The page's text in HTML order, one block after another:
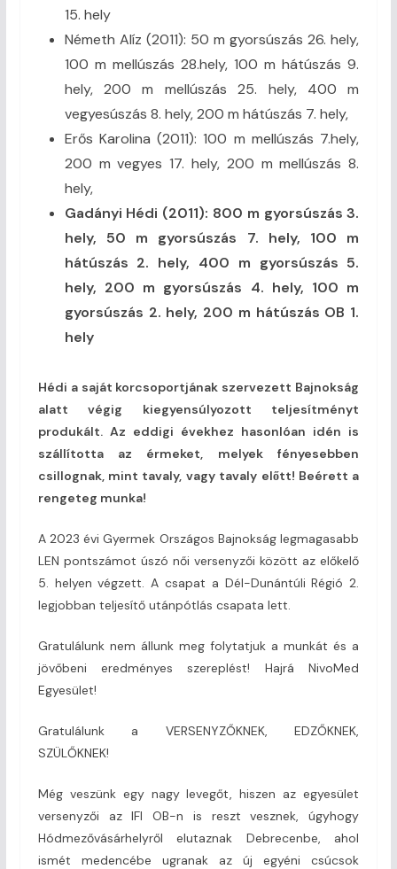
15. hely
Németh Alíz (2011): 50 m gyorsúszás 26. hely,
100 m mellúszás 28.hely, 100 m hátúszás 9.
hely, 200 m mellúszás 25. hely, 400 m
vegyesúszás 8. hely, 200 m hátúszás 7. hely,
Erős Karolina (2011): 100 m mellúszás 7.hely,
200 m vegyes 17. hely, 200 m mellúszás 8.
hely,
Gadányi Hédi (2011): 800 m gyorsúszás 3.
hely, 50 m gyorsúszás 7. hely, 100 m
hátúszás 2. hely, 400 m gyorsúszás 5.
hely, 200 m gyorsúszás 4. hely, 100 m
gyorsúszás 2. hely, 200 m hátúszás OB 1.
hely
Hédi a saját korcsoportjának szervezett Bajnokság
alatt végig kiegyensúlyozott teljesítményt
produkált. Az eddigi évekhez hasonlóan idén is
szállította az érmeket, melyek fényesebben
csillognak, mint tavaly, vagy tavaly előtt! Beérett a
rengeteg munka!
A 2023 évi Gyermek Országos Bajnokság legmagasabb
LEN pontszámot úszó női versenyzői között az előkelő
5. helyen végzett. A csapat a Dél-Dunántúli Régió 2.
legjobban teljesítő utánpótlás csapata lett.
Gratulálunk nem állunk meg folytatjuk a munkát és a
jövőbeni eredményes szereplést! Hajrá NivoMed
Egyesület!
Gratulálunk a VERSENYZŐKNEK, EDZŐKNEK,
SZÜLŐKNEK!
Még veszünk egy nagy levegőt, hiszen az egyesület
versenyzői az IFI OB-n is reszt vesznek, úgyhogy
Hódmezővásárhelyről elutaznak Debrecenbe, ahol
ismét medencébe ugranak az új egyéni csúcsok